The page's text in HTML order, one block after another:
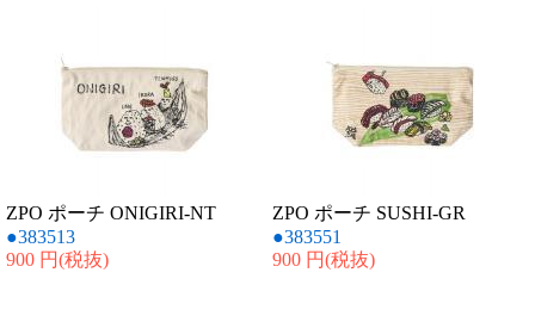
ZPO ポーチ ONIGIRI-NT
●383513
900 円(税抜)
ZPO ポーチ SUSHI-GR
●383551
900 円(税抜)